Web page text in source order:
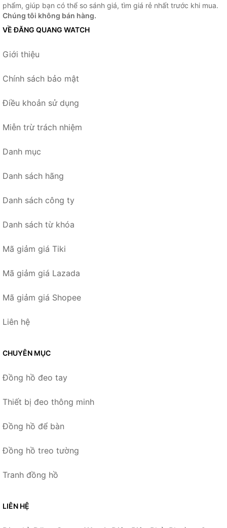
phẩm, giúp bạn có thể so sánh giá, tìm giá rẻ nhất trước khi mua.
Chúng tôi không bán hàng.
VỀ ĐĂNG QUANG WATCH
Giới thiệu
Chính sách bảo mật
Điều khoản sử dụng
Miễn trừ trách nhiệm
Danh mục
Danh sách hãng
Danh sách công ty
Danh sách từ khóa
Mã giảm giá Tiki
Mã giảm giá Lazada
Mã giảm giá Shopee
Liên hệ
CHUYÊN MỤC
Đồng hồ đeo tay
Thiết bị đeo thông minh
Đồng hồ để bàn
Đồng hồ treo tường
Tranh đồng hồ
LIÊN HỆ